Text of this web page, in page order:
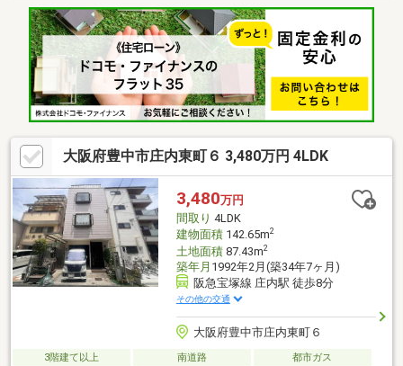
ズ制限有）、買物施設や公園など周辺環境も充実♪
大阪府豊中市庄内東町６ 3,480万円 4LDK
3,480万円
間取り 4LDK
建物面積142.65m2
土地面積87.43m2
築年月 1992年2月(築34年7ヶ月)
阪急宝塚線 庄内駅 徒歩8分
その他の交通
大阪府豊中市庄内東町６
3階建て以上 南道路
都市ガス